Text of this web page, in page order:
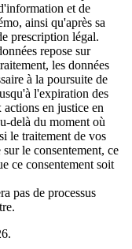
et de
ainsi qu'après sa
prescription légal.
repose sur
les données
à la poursuite de
l'expiration des
en justice en
delà du moment où
le traitement de vos
le consentement, ce
ce consentement soit
pas de processus